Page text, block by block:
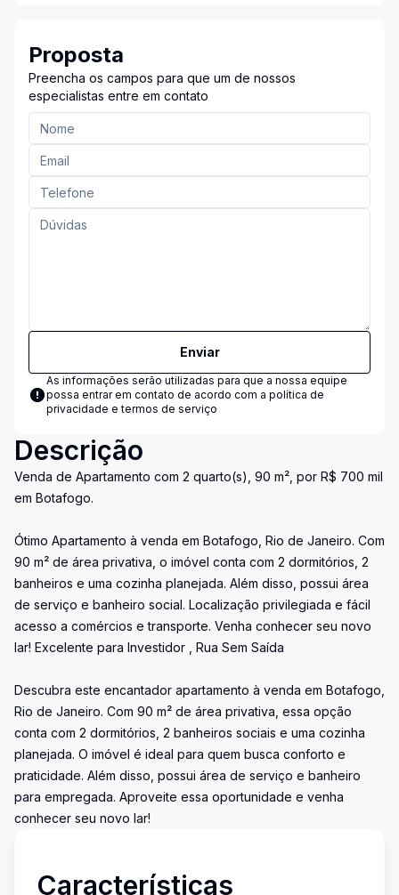
Proposta
Preencha os campos para que um de nossos
especialistas entre em contato
Enviar
As informações serão utilizadas para que a nossa equipe
possa entrar em contato de acordo com a política de
privacidade e termos de serviço
Descrição
Venda de Apartamento com 2 quarto(s), 90 m², por R$ 700 mil
em Botafogo.
Ótimo Apartamento à venda em Botafogo, Rio de Janeiro. Com
90 m² de área privativa, o imóvel conta com 2 dormitórios, 2
banheiros e uma cozinha planejada. Além disso, possui área
de serviço e banheiro social. Localização privilegiada e fácil
acesso a comércios e transporte. Venha conhecer seu novo
lar! Excelente para Investidor , Rua Sem Saída
Descubra este encantador apartamento à venda em Botafogo,
Rio de Janeiro. Com 90 m² de área privativa, essa opção
conta com 2 dormitórios, 2 banheiros sociais e uma cozinha
planejada. O imóvel é ideal para quem busca conforto e
praticidade. Além disso, possui área de serviço e banheiro
para empregada. Aproveite essa oportunidade e venha
conhecer seu novo lar!
Características